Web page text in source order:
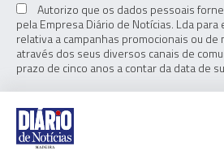
Autorizo que os dados pessoais
pela Empresa Diário de Notícias. Lda
relativa a campanhas promocionais ou de
através dos seus diversos canais de
prazo de cinco anos a contar da data de